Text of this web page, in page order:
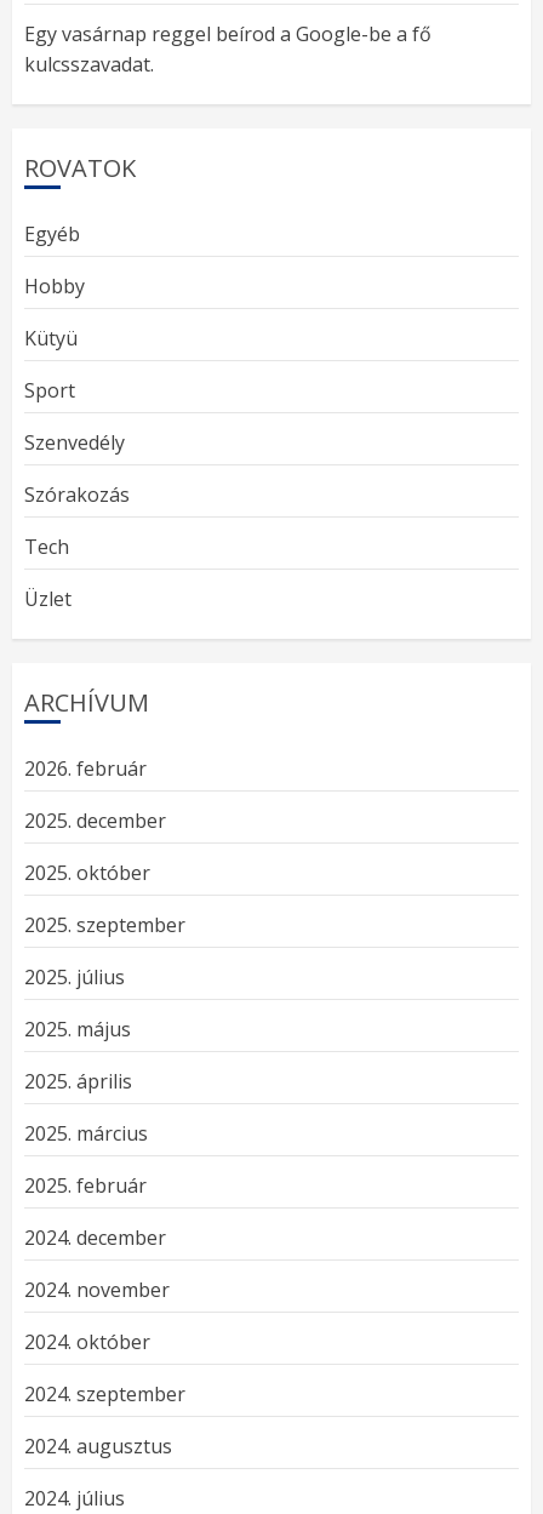
Egy vasárnap reggel beírod a Google-be a fő
kulcsszavadat.
ROVATOK
Egyéb
Hobby
Kütyü
Sport
Szenvedély
Szórakozás
Tech
Üzlet
ARCHÍVUM
2026. február
2025. december
2025. október
2025. szeptember
2025. július
2025. május
2025. április
2025. március
2025. február
2024. december
2024. november
2024. október
2024. szeptember
2024. augusztus
2024. július